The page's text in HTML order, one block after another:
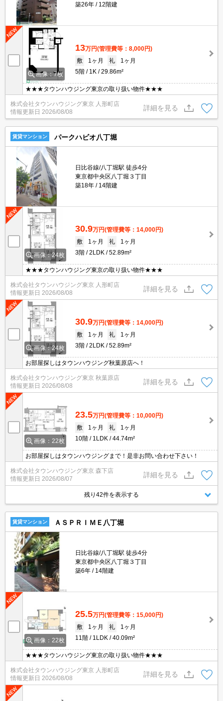
築26年
12階建
画像：7枚
13万円(管理費等：8,000円)
敷
1ヶ月 礼
1ヶ月
5階
1K 29.86m²
★★★タウンハウジング東京の取り扱い物件★★★
株式会社タウンハウジング東京 人形町店
情報更新日 2026/08/08
詳細を見る
賃貸マンション パークハビオ八丁堀
日比谷線/八丁堀駅 徒歩4分
東京都中央区八丁堀３丁目
築18年
14階建
画像：24枚
30.9万円(管理費等：14,000円)
敷
1ヶ月 礼
1ヶ月
3階
2LDK 52.89m²
★★★タウンハウジング東京の取り扱い物件★★★
株式会社タウンハウジング東京 人形町店
情報更新日 2026/08/08
詳細を見る
画像：24枚
30.9万円(管理費等：14,000円)
敷
1ヶ月 礼
1ヶ月
3階
2LDK 52.89m²
お部屋探しはタウンハウジング秋葉原店へ！
株式会社タウンハウジング東京 秋葉原店
情報更新日 2026/08/08
詳細を見る
画像：22枚
23.5万円(管理費等：10,000円)
敷
1ヶ月 礼
1ヶ月
10階
1LDK 44.74m²
お部屋探しはタウンハウジングまで！是非お問い合わせ下さい！
株式会社タウンハウジング東京 森下店
情報更新日 2026/08/07
詳細を見る
残り42件を表示する
賃貸マンション ＡＳＰＲＩＭＥ八丁堀
日比谷線/八丁堀駅 徒歩4分
東京都中央区八丁堀３丁目
築6年
14階建
画像：22枚
25.5万円(管理費等：15,000円)
敷
1ヶ月 礼
1ヶ月
11階
1LDK 40.09m²
★★★タウンハウジング東京の取り扱い物件★★★
株式会社タウンハウジング東京 人形町店
情報更新日 2026/08/08
詳細を見る